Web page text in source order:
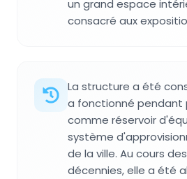
un grand espace
consacré aux
La structure a été
a fonctionné pendant
comme réservoir
système
de la ville. Au cours
décennies, elle a été